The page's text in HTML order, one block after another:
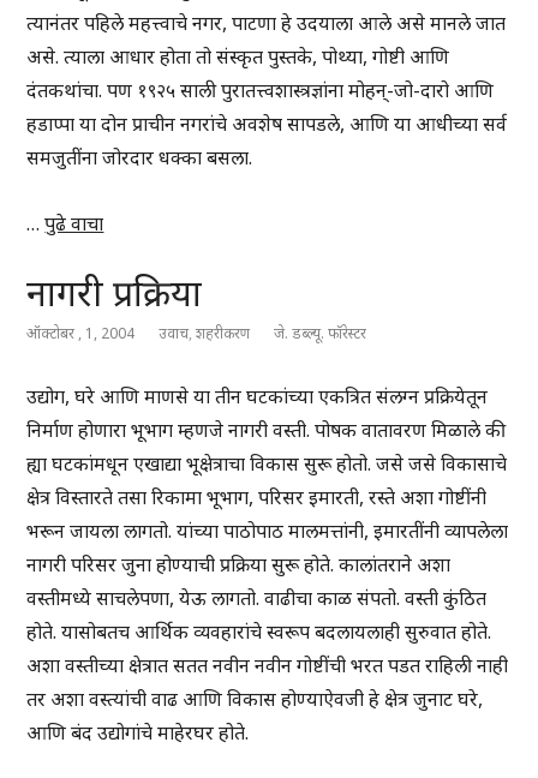
त्यानंतर पहिले महत्त्वाचे नगर, पाटणा हे उदयाला आले असे मानले जात
असे. त्याला आधार होता तो संस्कृत पुस्तके, पोथ्या, गोष्टी आणि
दंतकथांचा. पण १९२५ साली पुरातत्त्वशास्त्रज्ञांना मोहन्-जो-दारो आणि
हडाप्पा या दोन प्राचीन नगरांचे अवशेष सापडले, आणि या आधीच्या सर्व
समजुतींना जोरदार धक्का बसला.
…पुढे वाचा
नागरी प्रक्रिया
ऑक्टोबर , 1, 2004 उवाच,शहरीकरण जे. डब्ल्यू. फॉरेस्टर
उद्योग, घरे आणि माणसे या तीन घटकांच्या एकत्रित संलग्न प्रक्रियेतून
निर्माण होणारा भूभाग म्हणजे नागरी वस्ती. पोषक वातावरण मिळाले की
ह्या घटकांमधून एखाद्या भूक्षेत्राचा विकास सुरू होतो. जसे जसे विकासाचे
क्षेत्र विस्तारते तसा रिकामा भूभाग, परिसर इमारती, रस्ते अशा गोष्टींनी
भरून जायला लागतो. यांच्या पाठोपाठ मालमत्तांनी, इमारतींनी व्यापलेला
नागरी परिसर जुना होण्याची प्रक्रिया सुरू होते. कालांतराने अशा
वस्तीमध्ये साचलेपणा, येऊ लागतो. वाढीचा काळ संपतो. वस्ती कुंठित
होते. यासोबतच आर्थिक व्यवहारांचे स्वरूप बदलायलाही सुरुवात होते.
अशा वस्तीच्या क्षेत्रात सतत नवीन नवीन गोष्टींची भरत पडत राहिली नाही
तर अशा वस्त्यांची वाढ आणि विकास होण्याऐवजी हे क्षेत्र जुनाट घरे,
आणि बंद उद्योगांचे माहेरघर होते.